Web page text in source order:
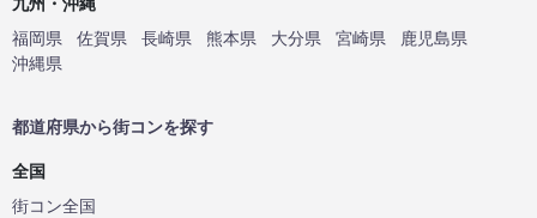
福岡県
佐賀県 長崎県 熊本県 大分県 宮崎県
鹿児島県
沖縄県
都道府県から街コンを探す
全国
街コン全国